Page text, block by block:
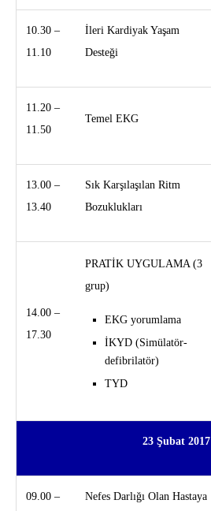
10.30 –
11.10
İleri Kardiyak Yaşam
Desteği
11.20 –
11.50
Temel EKG
13.00 –
13.40
Sık Karşılaşılan Ritm
Bozuklukları
14.00 –
17.30
PRATİK UYGULAMA (3
grup)
EKG yorumlama
İKYD (Simülatör-
defibrilatör)
TYD
23 Şubat 2017
09.00 –
Nefes Darlığı Olan Hastaya